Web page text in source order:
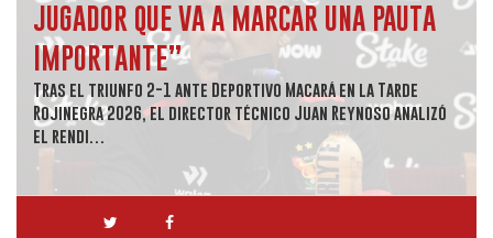
JUGADOR QUE VA A MARCAR UNA PAUTA
IMPORTANTE”
Tras el triunfo 2-1 ante Deportivo Macará en la Tarde
Rojinegra 2026, el director técnico Juan Reynoso analizó
el rendi…